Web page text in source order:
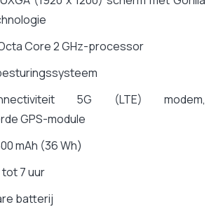
Core 2 GHz-processor
5G (LTE) modem,
GPS-module
mAh (36 Wh)
7 uur
batterij